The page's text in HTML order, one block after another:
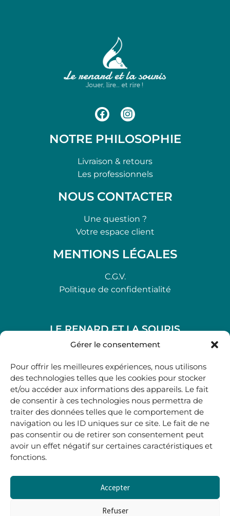
Gérer le consentement
Pour offrir les meilleures expériences, nous utilisons
des technologies telles que les cookies pour stocker
et/ou accéder aux informations des appareils. Le fait
de consentir à ces technologies nous permettra de
traiter des données telles que le comportement de
navigation ou les ID uniques sur ce site. Le fait de ne
pas consentir ou de retirer son consentement peut
avoir un effet négatif sur certaines caractéristiques et
fonctions.
Accepter
Refuser
NOTRE PHILOSOPHIE
Livraison & retours
Les professionnels
NOUS CONTACTER
Une question ?
Votre espace client
MENTIONS LÉGALES
C.G.V.
Politique de confidentialité
LE RENARD ET LA SOURIS
48, rue Maubec 33210 LANGON
05 40 41 37 18
.
MARDI AU SAMEDI
10H00-12H45 | 14H00 -19H00
boutique@lerenardetlasouris.com